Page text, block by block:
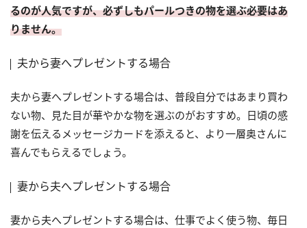
るのが人気ですが、必ずしもパールつきの物を選ぶ必要はあ
りません。
夫から妻へプレゼントする場合
夫から妻へプレゼントする場合は、普段自分ではあまり買わ
ない物、見た目が華やかな物を選ぶのがおすすめ。日頃の感
謝を伝えるメッセージカードを添えると、より一層奥さんに
喜んでもらえるでしょう。
妻から夫へプレゼントする場合
妻から夫へプレゼントする場合は、仕事でよく使う物、毎日